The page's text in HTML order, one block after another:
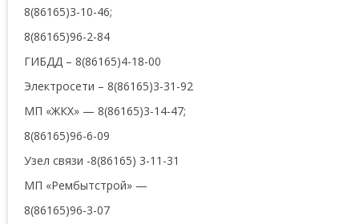
8(86165)3-10-46;
8(86165)96-2-84
ГИБДД – 8(86165)4-18-00
Электросети – 8(86165)3-31-92
МП «ЖКХ» — 8(86165)3-14-47;
8(86165)96-6-09
Узел связи -8(86165) 3-11-31
МП «Рембытстрой» —
8(86165)96-3-07